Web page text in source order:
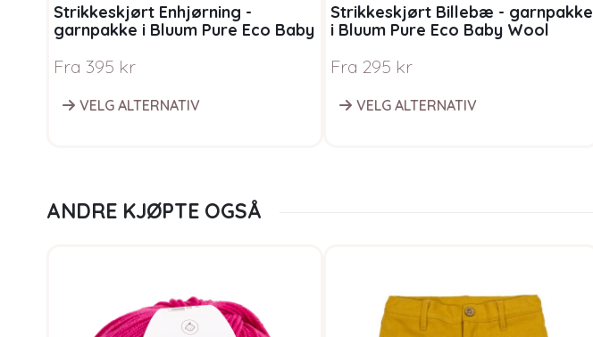
Strikkeskjørt Enhjørning -
garnpakke i Bluum Pure Eco Baby
Fra 395 kr
VELG ALTERNATIV
Strikkeskjørt Billebæ - garnpakke
i Bluum Pure Eco Baby Wool
Fra 295 kr
VELG ALTERNATIV
ANDRE KJØPTE OGSÅ